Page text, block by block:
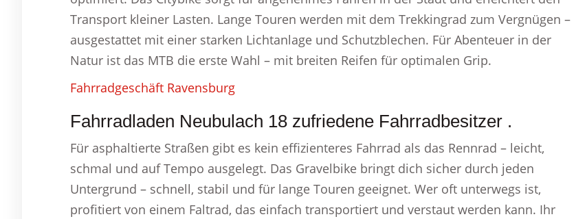
Transport kleiner Lasten. Lange Touren werden mit dem Trekkingrad zum Vergnügen –
ausgestattet mit einer starken Lichtanlage und Schutzblechen. Für Abenteuer in der
Natur ist das MTB die erste Wahl – mit breiten Reifen für optimalen Grip.
Fahrradgeschäft Ravensburg
Fahrradladen Neubulach 18 zufriedene Fahrradbesitzer .
Für asphaltierte Straßen gibt es kein effizienteres Fahrrad als das Rennrad – leicht,
schmal und auf Tempo ausgelegt. Das Gravelbike bringt dich sicher durch jeden
Untergrund – schnell, stabil und für lange Touren geeignet. Wer oft unterwegs ist,
profitiert von einem Faltrad, das einfach transportiert und verstaut werden kann. Ihr